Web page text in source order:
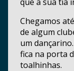
Chegamos
de algum
um
fica na porta
toalhinhas.